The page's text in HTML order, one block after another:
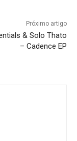
Próximo artigo
& Solo Thato
– Cadence EP